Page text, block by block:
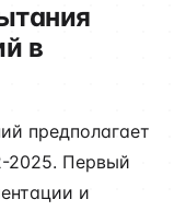
в
предполагает
2025. Первый
и